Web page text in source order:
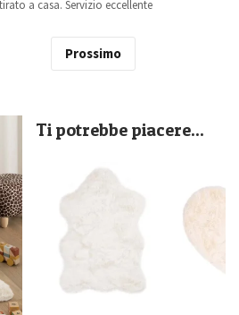
a casa. Servizio eccellente
Prossimo
Ti potrebbe piacere...